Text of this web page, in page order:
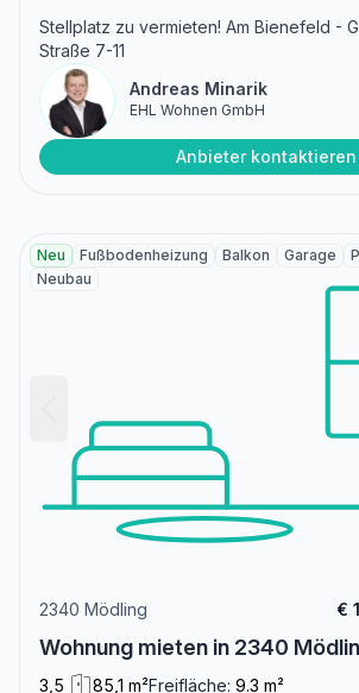
Stellplatz zu vermieten! Am Bienefeld -
Straße 7-11
Andreas Minarik
EHL Wohnen GmbH
Anbieter kontaktieren
Neu Fußbodenheizung Balkon Garage
Neubau
2340 Mödling €
Wohnung mieten in 2340
3,5 85,1 m²Freifläche: 9.3 m²